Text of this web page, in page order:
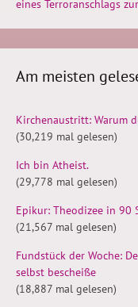
eines Terroranschlags
Am meisten
Kirchenaustritt: Warum
(30,219 mal gelesen)
Ich bin Atheist.
(29,778 mal gelesen)
Epikur: Theodizee in 90
(21,567 mal gelesen)
Fundstück der Woche:
selbst bescheiße
(18,887 mal gelesen)